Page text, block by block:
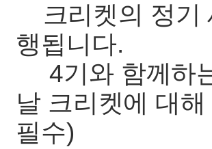
크리켓의 정기
행됩니다.
4기와 함께하
날 크리켓에 대
필수)